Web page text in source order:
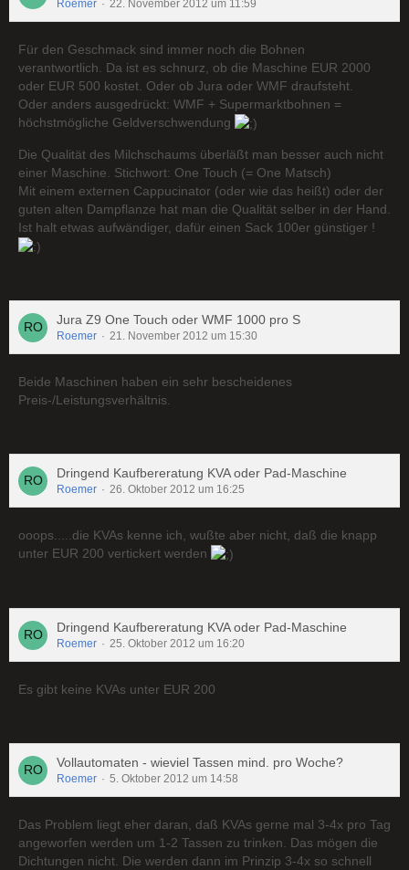
Roemer 22. November 2012 um 11:59
Für den Geschmack sind immer noch die Bohnen
verantwortlich. Da ist es schnurz, ob die Maschine EUR 2000
oder EUR 500 kostet. Oder ob Jura oder WMF draufsteht.
Oder anders ausgedrückt: WMF + Supermarktbohnen =
höchstmögliche Geldverschwendung
Die Qualität des Milchschaums überläßt man besser auch nicht
einer Maschine. Stichwort: One Touch (= One Matsch)
Mit einem externen Cappucinator (oder wie das heißt) oder der
guten alten Dampflanze hat man die Qualität selber in der Hand.
Ist halt etwas aufwändiger, dafür einen Sack 100er günstiger !
Jura Z9 One Touch oder WMF 1000 pro S
Roemer 21. November 2012 um 15:30
Beide Maschinen haben ein sehr bescheidenes
Preis-/Leistungsverhältnis.
Dringend Kaufbereratung KVA oder Pad-Maschine
Roemer 26. Oktober 2012 um 16:25
ooops.....die KVAs kenne ich, wußte aber nicht, daß die knapp
unter EUR 200 vertickert werden
Dringend Kaufbereratung KVA oder Pad-Maschine
Roemer 25. Oktober 2012 um 16:20
Es gibt keine KVAs unter EUR 200
Vollautomaten - wieviel Tassen mind. pro Woche?
Roemer 5. Oktober 2012 um 14:58
Das Problem liegt eher daran, daß KVAs gerne mal 3-4x pro Tag
angeworfen werden um 1-2 Tassen zu trinken. Das mögen die
Dichtungen nicht. Die werden dann im Prinzip 3-4x so schnell